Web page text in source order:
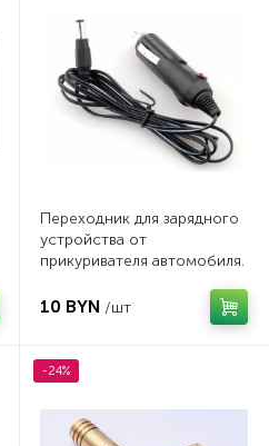
Переходник для зарядного
устройства от
прикуривателя автомобиля.
10 BYN /шт
-24%